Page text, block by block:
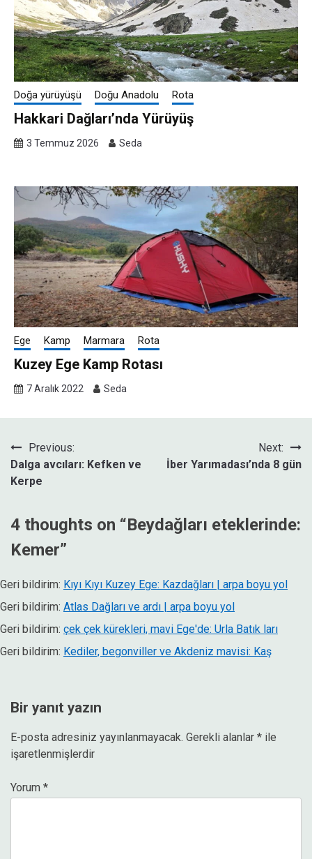
Doğa yürüyüşü Doğu Anadolu Rota
Hakkari Dağları’nda Yürüyüş
3 Temmuz 2026 Seda
Ege Kamp Marmara Rota
Kuzey Ege Kamp Rotası
7 Aralık 2022 Seda
Yazı
gezinmesi
Previous:
Dalga avcıları: Kefken ve
Kerpe
Next:
İber Yarımadası’nda 8 gün
4 thoughts on “Beydağları eteklerinde:
Kemer”
Geri bildirim: Kıyı Kıyı Kuzey Ege: Kazdağları | arpa boyu yol
Geri bildirim: Atlas Dağları ve ardı | arpa boyu yol
Geri bildirim: çek çek kürekleri, mavi Ege'de: Urla Batık ları
Geri bildirim: Kediler, begonviller ve Akdeniz mavisi: Kaş
Bir yanıt yazın
E-posta adresiniz yayınlanmayacak. Gerekli alanlar * ile
işaretlenmişlerdir
Yorum *